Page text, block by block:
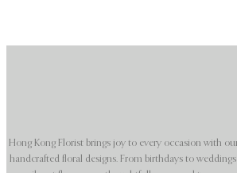
Hong Kong Florist brings joy to every occasion with
handcrafted floral designs. From birthdays to